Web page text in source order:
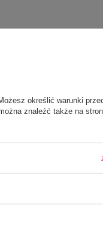
Możesz określić warunki
znaleźć także na